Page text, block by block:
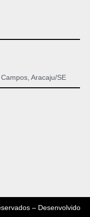
Aracaju/SE
– Desenvolvido